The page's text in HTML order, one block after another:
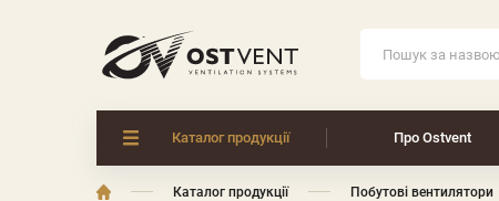
Каталог продукції Про Ostvent
Каталог продукції Побутові вентилятори